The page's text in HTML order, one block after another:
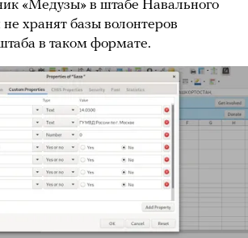
«Медузы» в штабе Навального
хранят базы волонтеров
в таком формате.